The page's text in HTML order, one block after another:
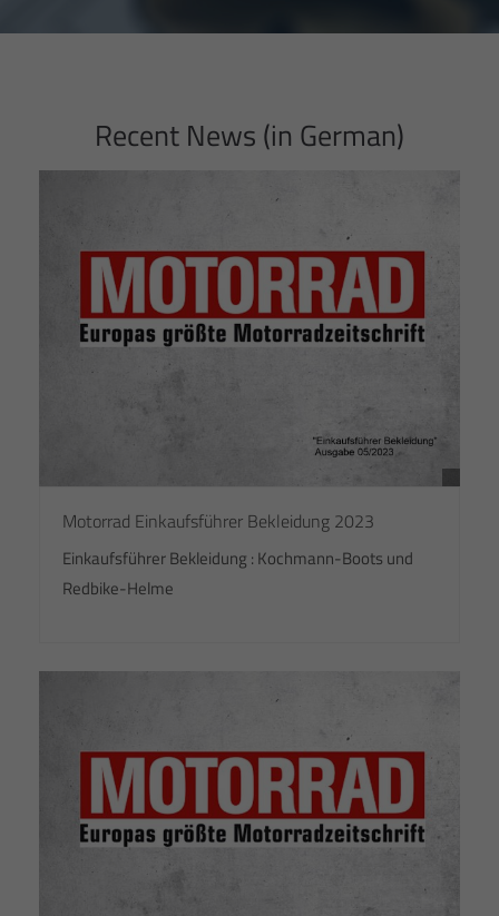
Recent News (in German)
Motorrad Einkaufsführer Bekleidung 2023
Einkaufsführer Bekleidung : Kochmann-Boots und
Redbike-Helme